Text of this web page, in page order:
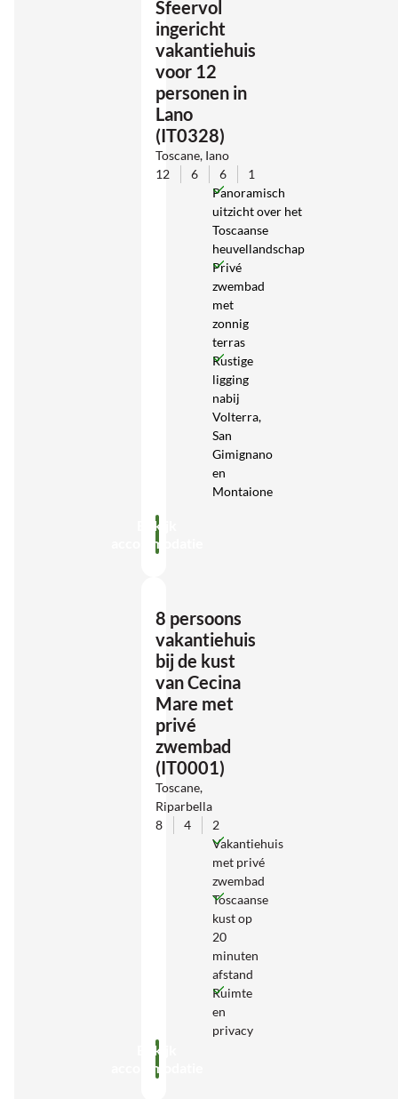
Sfeervol
ingericht
vakantiehuis
voor 12
personen in
Lano
(IT0328)
Toscane, Iano
12
6 6
1
Panoramisch
uitzicht over het
Toscaanse
heuvellandschap
Privé
zwembad
met
zonnig
terras
Rustige
ligging
nabij
Volterra,
San
Gimignano
en
Montaione
Bekijk
accommodatie
8 persoons
vakantiehuis
bij de kust
van Cecina
Mare met
privé
zwembad
(IT0001)
Toscane,
Riparbella
8
4
2
Vakantiehuis
met privé
zwembad
Toscaanse
kust op
20
minuten
afstand
Ruimte
en
privacy
Bekijk
accommodatie